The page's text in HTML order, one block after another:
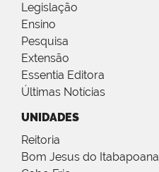
Legislação
Ensino
Pesquisa
Extensão
Essentia Editora
Últimas Notícias
UNIDADES
Reitoria
Bom Jesus do Itabapoana